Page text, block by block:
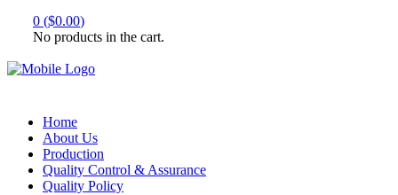
0 ($0.00)
No products in the cart.
Home
About Us
Production
Quality Control & Assurance
Quality Policy